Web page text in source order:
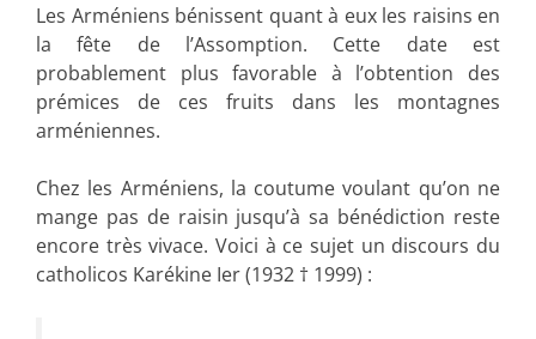
Les Arméniens bénissent quant à eux les raisins en
la fête de l’Assomption. Cette date est
probablement plus favorable à l’obtention des
prémices de ces fruits dans les montagnes
arméniennes.
Chez les Arméniens, la coutume voulant qu’on ne
mange pas de raisin jusqu’à sa bénédiction reste
encore très vivace. Voici à ce sujet un discours du
catholicos Karékine Ier (1932 † 1999) :